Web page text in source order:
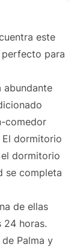
este
para
abundante
comedor
dormitorio
dormitorio
se completa
de ellas
24 horas.
Palma y